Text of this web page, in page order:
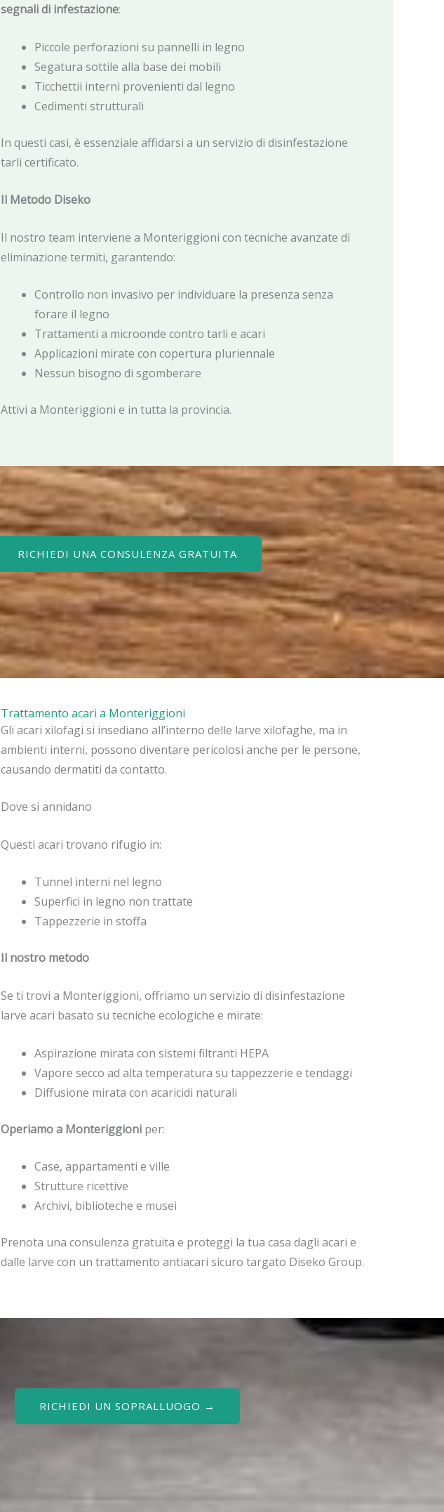
segnali di infestazione:
Piccole perforazioni su pannelli in legno
Segatura sottile alla base dei mobili
Ticchettii interni provenienti dal legno
Cedimenti strutturali
In questi casi, è essenziale affidarsi a un servizio di disinfestazione
tarli certificato.
Il Metodo Diseko
Il nostro team interviene a Monteriggioni con tecniche avanzate di
eliminazione termiti, garantendo:
Controllo non invasivo per individuare la presenza senza
forare il legno
Trattamenti a microonde contro tarli e acari
Applicazioni mirate con copertura pluriennale
Nessun bisogno di sgomberare
Attivi a Monteriggioni e in tutta la provincia.
RICHIEDI UNA CONSULENZA GRATUITA
Trattamento acari a Monteriggioni
Gli acari xilofagi si insediano all’interno delle larve xilofaghe, ma in
ambienti interni, possono diventare pericolosi anche per le persone,
causando dermatiti da contatto.
Dove si annidano
Questi acari trovano rifugio in:
Tunnel interni nel legno
Superfici in legno non trattate
Tappezzerie in stoffa
Il nostro metodo
Se ti trovi a Monteriggioni, offriamo un servizio di disinfestazione
larve acari basato su tecniche ecologiche e mirate:
Aspirazione mirata con sistemi filtranti HEPA
Vapore secco ad alta temperatura su tappezzerie e tendaggi
Diffusione mirata con acaricidi naturali
Operiamo a Monteriggioni per:
Case, appartamenti e ville
Strutture ricettive
Archivi, biblioteche e musei
Prenota una consulenza gratuita e proteggi la tua casa dagli acari e
dalle larve con un trattamento antiacari sicuro targato Diseko Group.
RICHIEDI UN SOPRALLUOGO →